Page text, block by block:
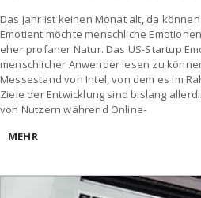
Das Jahr ist keinen Monat alt, da
Emotient möchte menschliche
eher profaner Natur. Das US-Startup
menschlicher Anwender lesen zu
Messestand von Intel, von dem es im
Ziele der Entwicklung sind bislang
von Nutzern während Online-
MEHR